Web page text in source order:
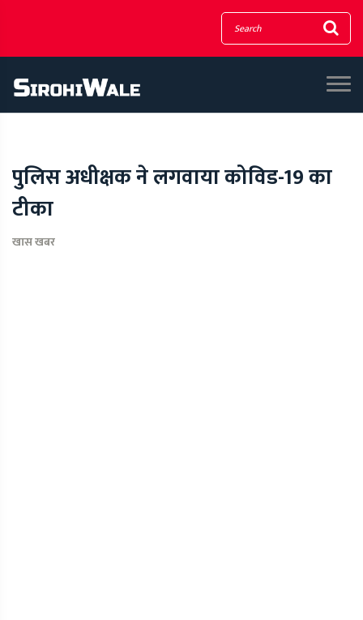
पुलिस अधीक्षक ने लगवाया कोविड-19 का
टीका
खास खबर